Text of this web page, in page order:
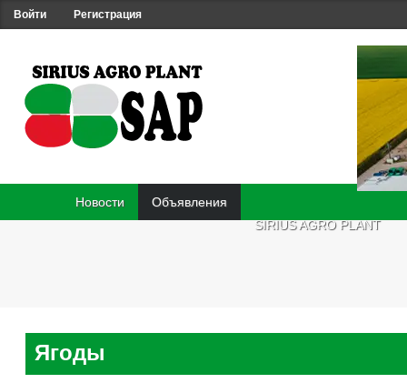
Войти Регистрация
Новости
Объявления
SIRIUS AGRO PLANT
Ягоды